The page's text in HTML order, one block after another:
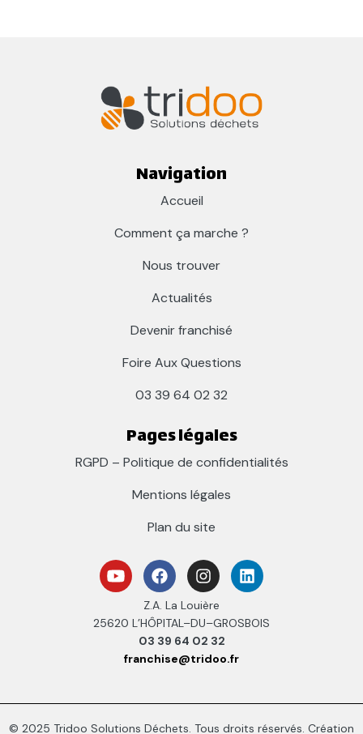
Navigation
Accueil
Comment ça marche ?
Nous trouver
Actualités
Devenir franchisé
Foire Aux Questions
03 39 64 02 32
Pages légales
RGPD – Politique de confidentialités
Mentions légales
Plan du site
Z.A. La Louière
25620 L’HÔPITAL–DU–GROSBOIS
03 39 64 02 32
franchise@tridoo.fr
© 2025 Tridoo Solutions Déchets. Tous droits réservés. Création